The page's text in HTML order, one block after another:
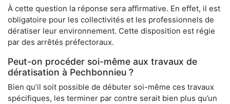
À cette question la réponse sera affirmative. En effet, il est
obligatoire pour les collectivités et les professionnels de
dératiser leur environnement. Cette disposition est régie
par des arrêtés préfectoraux.
Peut-on procéder soi-même aux travaux de
dératisation à Pechbonnieu ?
Bien qu’il soit possible de débuter soi-même ces travaux
spécifiques, les terminer par contre serait bien plus qu’un